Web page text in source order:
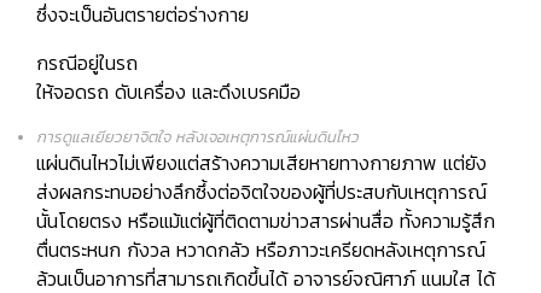
ซึ่งจะเป็นอันตรายต่อร่างกาย
กรณีอยู่ในรถ
ให้จอดรถ ดับเครื่อง และดึงเบรคมือ
การดูแลเยียวยาจิตใจ หลังเจอเหตุการณ์แผ่นดินไหว
แผ่นดินไหวไม่เพียงแต่สร้างความเสียหายทางกายภาพ แต่ยัง
ส่งผลกระทบอย่างลึกซึ้งต่อจิตใจของผู้ที่ประสบกับเหตุการณ์
นั้นโดยตรง หรือแม้แต่ผู้ที่ติดตามข่าวสารผ่านสื่อ ทั้งความรู้สึก
ตื่นตระหนก กังวล หวาดกลัว หรือภาวะเครียดหลังเหตุการณ์
ล้วนเป็นอาการที่สามารถเกิดขึ้นได้ อาจารย์จณิศาภ์ แนมใส ได้